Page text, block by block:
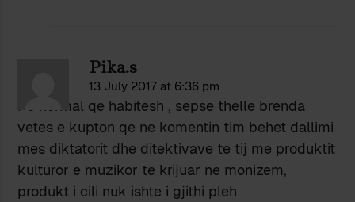
Pika.s
13 July 2017 at 6:36 pm
Po normal qe habitesh , sepse thelle brenda
vetes e kupton qe ne komentin tim behet dallimi
mes diktatorit dhe ditektivave te tij me produktit
kulturor e muzikor te krijuar ne monizem,
produkt i cili nuk ishte i gjithi pleh